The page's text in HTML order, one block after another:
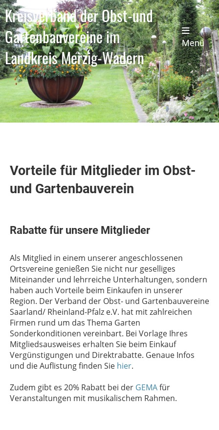
Kreisverband der Obst-und
Gartenbauvereine im
Landkreis Merzig-Wadern
Menü
Vorteile für Mitglieder im Obst-
und Gartenbauverein
Rabatte für unsere Mitglieder
Als Mitglied in einem unserer angeschlossenen
Ortsvereine genießen Sie nicht nur geselliges
Miteinander und lehrreiche Unterhaltungen, sondern
haben auch Vorteile beim Einkaufen in unserer
Region. Der Verband der Obst- und Gartenbauvereine
Saarland/ Rheinland-Pfalz e.V. hat mit zahlreichen
Firmen rund um das Thema Garten
Sonderkonditionen vereinbart. Bei Vorlage Ihres
Mitgliedsausweises erhalten Sie beim Einkauf
Vergünstigungen und Direktrabatte. Genaue Infos
und die Auflistung finden Sie hier.
Zudem gibt es 20% Rabatt bei der GEMAfür
Veranstaltungen mit musikalischem Rahmen.